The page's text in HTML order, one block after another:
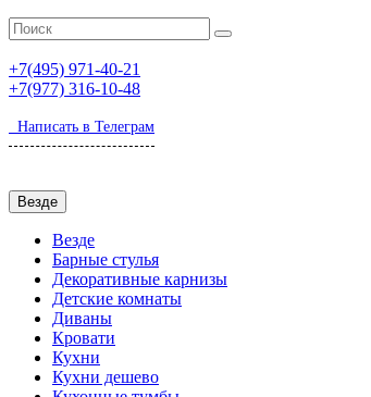
+7(495) 971-40-21
+7(977) 316-10-48
Написать в Телеграм
Везде
Везде
Барные стулья
Декоративные карнизы
Детские комнаты
Диваны
Кровати
Кухни
Кухни дешево